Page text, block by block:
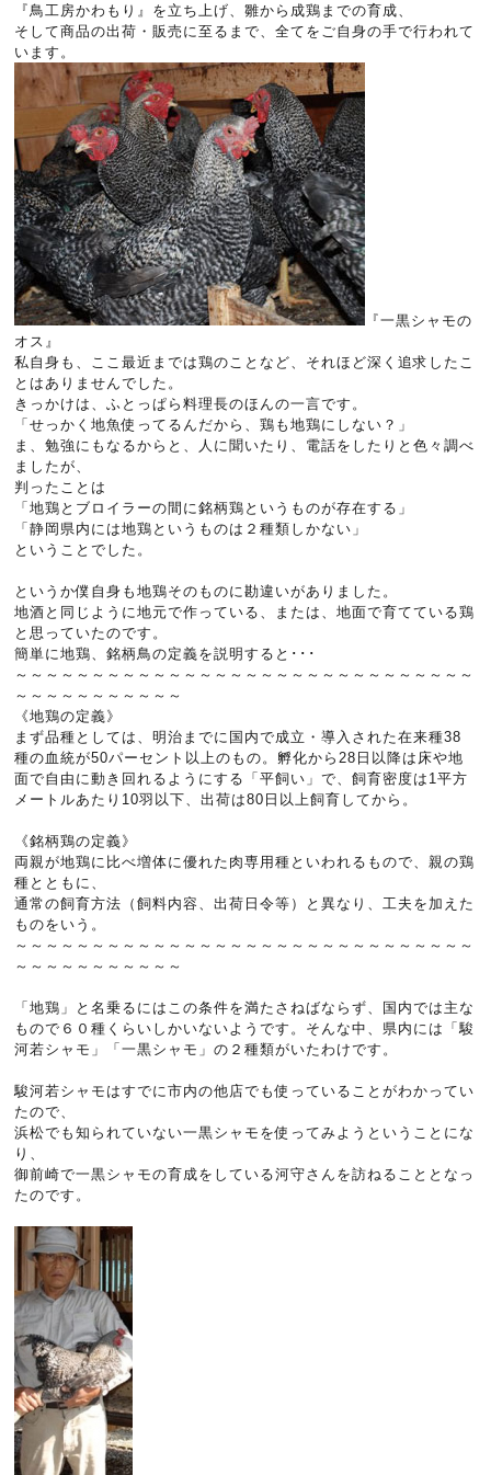
『鳥工房かわもり』を立ち上げ、雛から成鶏までの育成、
そして商品の出荷・販売に至るまで、全てをご自身の手で行われて
います。
『一黒シャモの
オス』
私自身も、ここ最近までは鶏のことなど、それほど深く追求したこ
とはありませんでした。
きっかけは、ふとっぱら料理長のほんの一言です。
「せっかく地魚使ってるんだから、鶏も地鶏にしない？」
ま、勉強にもなるからと、人に聞いたり、電話をしたりと色々調べ
ましたが、
判ったことは
「地鶏とブロイラーの間に銘柄鶏というものが存在する」
「静岡県内には地鶏というものは２種類しかない」
ということでした。
というか僕自身も地鶏そのものに勘違いがありました。
地酒と同じように地元で作っている、または、地面で育てている鶏
と思っていたのです。
簡単に地鶏、銘柄鳥の定義を説明すると･･･
～～～～～～～～～～～～～～～～～～～～～～～～～～～～～～
～～～～～～～～～～～
《地鶏の定義》
まず品種としては、明治までに国内で成立・導入された在来種38
種の血統が50パーセント以上のもの。孵化から28日以降は床や地
面で自由に動き回れるようにする「平飼い」で、飼育密度は1平方
メートルあたり10羽以下、出荷は80日以上飼育してから。
《銘柄鶏の定義》
両親が地鶏に比べ増体に優れた肉専用種といわれるもので、親の鶏
種とともに、
通常の飼育方法（飼料内容、出荷日令等）と異なり、工夫を加えた
ものをいう。
～～～～～～～～～～～～～～～～～～～～～～～～～～～～～～
～～～～～～～～～～～
「地鶏」と名乗るにはこの条件を満たさねばならず、国内では主な
もので６０種くらいしかいないようです。そんな中、県内には「駿
河若シャモ」「一黒シャモ」の２種類がいたわけです。
駿河若シャモはすでに市内の他店でも使っていることがわかってい
たので、
浜松でも知られていない一黒シャモを使ってみようということにな
り、
御前崎で一黒シャモの育成をしている河守さんを訪ねることとなっ
たのです。